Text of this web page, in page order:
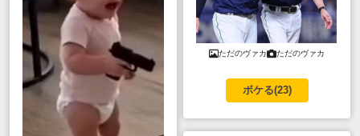
ただのヴァカ ただのヴァカ
ボケる(23)